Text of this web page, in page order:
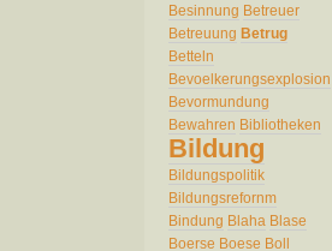
Besinnung Betreuer
Betreuung Betrug
Betteln
Bevoelkerungsexplosion
Bevormundung
Bewahren Bibliotheken
Bildung
Bildungspolitik
Bildungsrefornm
Bindung Blaha Blase
Boerse Boese Boll